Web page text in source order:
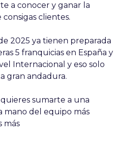
a conocer y ganar la
clientes.
2025 ya tienen preparada
5 franquicias en España y
Internacional y eso solo
gran andadura.
sumarte a una
mano del equipo más
más